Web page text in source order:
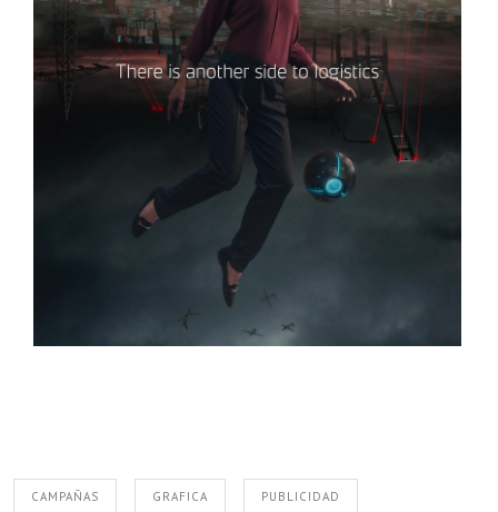
CAMPAÑAS GRAFICA PUBLICIDAD